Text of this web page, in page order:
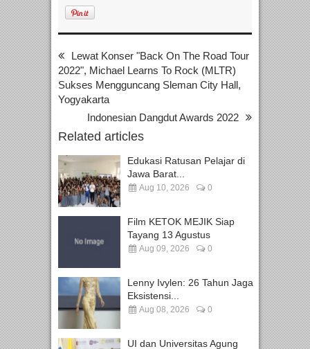
Lewat Konser "Back On The Road Tour
2022", Michael Learns To Rock (MLTR)
Sukses Mengguncang Sleman City Hall,
Yogyakarta
Indonesian Dangdut Awards 2022
Related articles
Edukasi Ratusan Pelajar di
Jawa Barat...
Aug 10, 2026 0
Film KETOK MEJIK Siap
Tayang 13 Agustus
Aug 09, 2026 0
Lenny Ivylen: 26 Tahun Jaga
Eksistensi...
Aug 08, 2026 0
UI dan Universitas Agung